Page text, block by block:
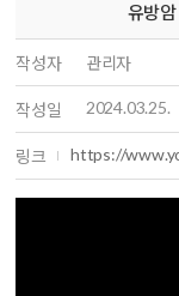
유방
작성자 관리자
작성일 2024.03.25.
링크 https://